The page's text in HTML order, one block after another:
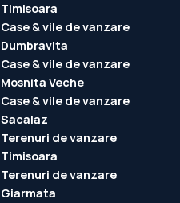
Timisoara
Case & vile de vanzare
Dumbravita
Case & vile de vanzare
Mosnita Veche
Case & vile de vanzare
Sacalaz
Terenuri de vanzare
Timisoara
Terenuri de vanzare
Giarmata